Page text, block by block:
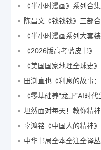
《半小时漫画》系列合
《半小时漫画系列大套
《2026版高考蓝皮书》
《美国国家地理全球史
田渕直也《利息的故事
《零基础养“龙虾”AI时代
辜鸿铭《中国人的精神》
中华书局全本全注全译